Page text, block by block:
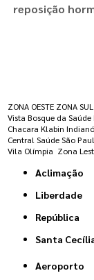
reposição
ZONA OESTE ZONA SUL
Vista Bosque da Saúde
Chacara Klabin
Central Saúde São
Vila Olímpia Zona
Aclimação
Liberdade
República
Santa
Aeroporto